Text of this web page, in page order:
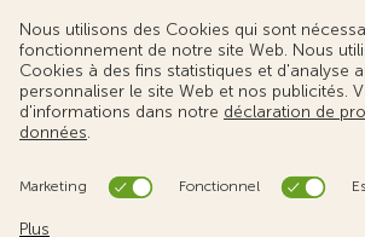
Conditions d’utilisation –